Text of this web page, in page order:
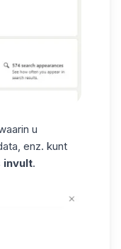
u
enz. kunt
invult.